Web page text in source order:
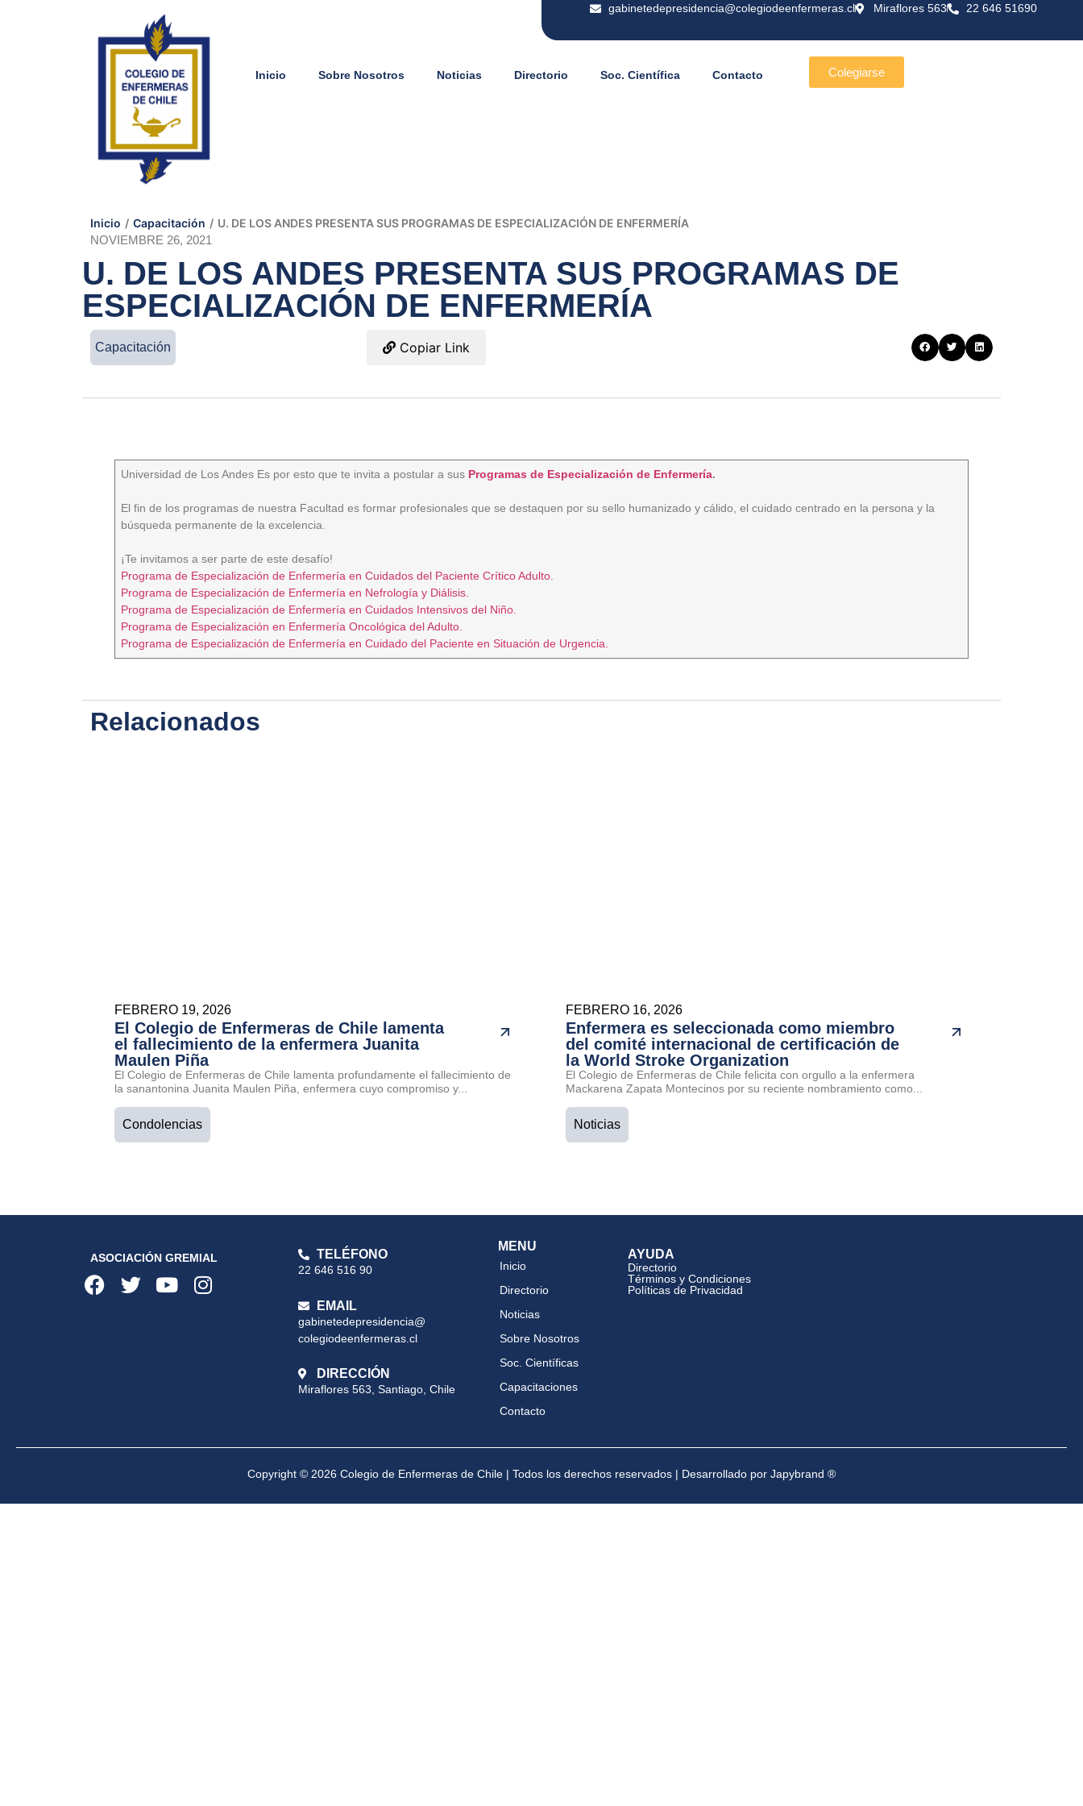
gabinetedepresidencia@colegiodeenfermeras.cl Miraflores 563 22 646 51690
Inicio Sobre Nosotros Noticias Directorio Soc. Científica Contacto Colegiarse
Inicio / Capacitación / U. DE LOS ANDES PRESENTA SUS PROGRAMAS DE ESPECIALIZACIÓN DE ENFERMERÍA
NOVIEMBRE 26, 2021
U. DE LOS ANDES PRESENTA SUS PROGRAMAS DE
ESPECIALIZACIÓN DE ENFERMERÍA
Capacitación Copiar Link
Universidad de Los Andes Es por esto que te invita a postular a sus Programas de Especialización de Enfermería.
El fin de los programas de nuestra Facultad es formar profesionales que se destaquen por su sello humanizado y cálido, el cuidado centrado en la persona y la
búsqueda permanente de la excelencia.
¡Te invitamos a ser parte de este desafío!
Programa de Especialización de Enfermería en Cuidados del Paciente Crítico Adulto.
Programa de Especialización de Enfermería en Nefrología y Diálisis.
Programa de Especialización de Enfermería en Cuidados Intensivos del Niño.
Programa de Especialización en Enfermería Oncológica del Adulto.
Programa de Especialización de Enfermería en Cuidado del Paciente en Situación de Urgencia.
Relacionados
FEBRERO 19, 2026
El Colegio de Enfermeras de Chile lamenta
el fallecimiento de la enfermera Juanita
Maulen Piña
El Colegio de Enfermeras de Chile lamenta profundamente el fallecimiento de
la sanantonina Juanita Maulen Piña, enfermera cuyo compromiso y...
Condolencias
FEBRERO 16, 2026
Enfermera es seleccionada como miembro
del comité internacional de certificación de
la World Stroke Organization
El Colegio de Enfermeras de Chile felicita con orgullo a la enfermera
Mackarena Zapata Montecinos por su reciente nombramiento como...
Noticias
ASOCIACIÓN GREMIAL TELÉFONO
22 646 516 90
EMAIL
gabinetedepresidencia@
colegiodeenfermeras.cl
DIRECCIÓN
Miraflores 563, Santiago, Chile
MENU
Inicio
Directorio
Noticias
Sobre Nosotros
Soc. Científicas
Capacitaciones
Contacto
AYUDA
Directorio
Términos y Condiciones
Políticas de Privacidad
Copyright © 2026 Colegio de Enfermeras de Chile | Todos los derechos reservados | Desarrollado por Japybrand ®